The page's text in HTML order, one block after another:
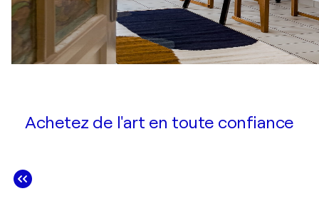
Achetez de l'art en toute confiance